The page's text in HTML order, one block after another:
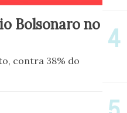
Bolsonaro no
contra 38% do